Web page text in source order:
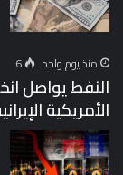
منذ يوم واحد 6
النفط يواصل
الأمريكية